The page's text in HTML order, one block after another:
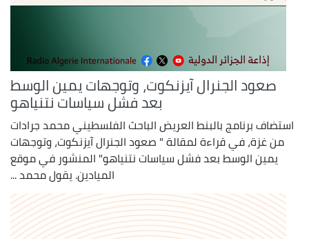
صعود الجنرال آيزنكوت، وتوجهات يمين الوسط
بعد فشل سياسات نتنياهو
استضاف برنامج بالبنط العريض الباحث الفلسطيني محمد جرادات
من غزة، في قراءة لمقالة " صعود الجنرال آيزنكوت، وتوجهات
يمين الوسط بعد فشل سياسات نتنياهو" المنشور في موقع
الميادين. يقول محمد ...